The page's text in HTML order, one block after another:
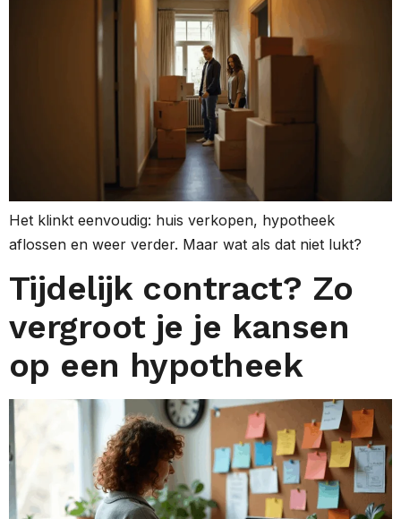
Het klinkt eenvoudig: huis verkopen, hypotheek
aflossen en weer verder. Maar wat als dat niet lukt?
Tijdelijk contract? Zo
vergroot je je kansen
op een hypotheek